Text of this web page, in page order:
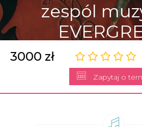
zespól
3000 zł
Zapytaj o